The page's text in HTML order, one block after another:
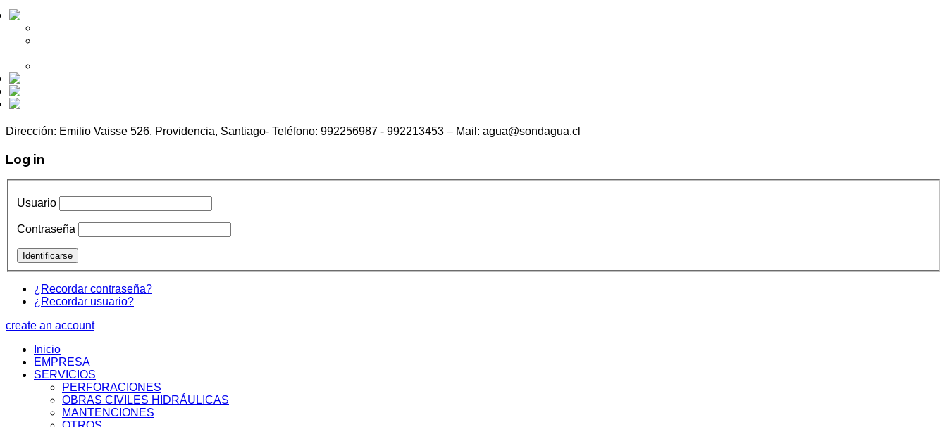
Dirección: Emilio Vaisse 526, Providencia, Santiago- Teléfono: 992256987 - 992213453 – Mail: agua@sondagua.cl
Log in
Usuario
Contraseña
¿Recordar contraseña?
¿Recordar usuario?
create an account
Inicio
EMPRESA
SERVICIOS
PERFORACIONES
OBRAS CIVILES HIDRÁULICAS
MANTENCIONES